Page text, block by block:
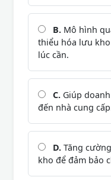
B. Mô hình
thiểu hóa lưu
lúc cần.
C. Giúp
đến nhà cung
D. Tăng
kho để đảm bảo